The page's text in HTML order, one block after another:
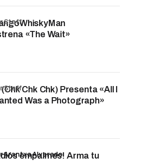
«The Wait»
Staff
Chk Chk) Presenta «All I
Was a Photograph»
Staff
empalmes! Arma tu
Arantxa Alvarado